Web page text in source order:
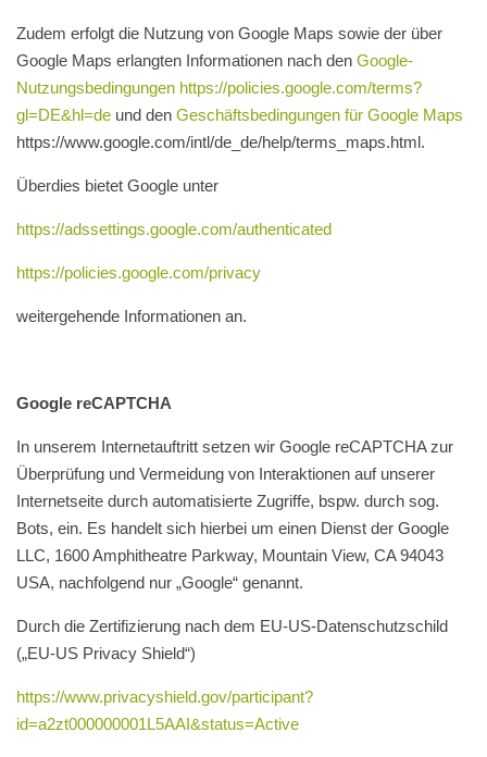
Zudem erfolgt die Nutzung von Google Maps sowie der über
Google Maps erlangten Informationen nach den Google-
Nutzungsbedingungen https://policies.google.com/terms?
gl=DE&hl=de und den Geschäftsbedingungen für Google Maps
https://www.google.com/intl/de_de/help/terms_maps.html.
Überdies bietet Google unter
https://adssettings.google.com/authenticated
https://policies.google.com/privacy
weitergehende Informationen an.
Google reCAPTCHA
In unserem Internetauftritt setzen wir Google reCAPTCHA zur
Überprüfung und Vermeidung von Interaktionen auf unserer
Internetseite durch automatisierte Zugriffe, bspw. durch sog.
Bots, ein. Es handelt sich hierbei um einen Dienst der Google
LLC, 1600 Amphitheatre Parkway, Mountain View, CA 94043
USA, nachfolgend nur „Google“ genannt.
Durch die Zertifizierung nach dem EU-US-Datenschutzschild
(„EU-US Privacy Shield“)
https://www.privacyshield.gov/participant?
id=a2zt000000001L5AAI&status=Active